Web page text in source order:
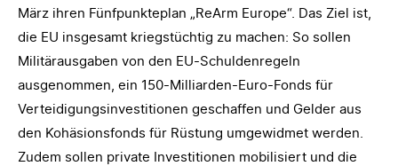
März ihren Fünfpunkteplan „ReArm Europe“. Das Ziel ist,
die EU insgesamt kriegstüchtig zu machen: So sollen
Militärausgaben von den EU-Schuldenregeln
ausgenommen, ein 150-Milliarden-Euro-Fonds für
Verteidigungsinvestitionen geschaffen und Gelder aus
den Kohäsionsfonds für Rüstung umgewidmet werden.
Zudem sollen private Investitionen mobilisiert und die